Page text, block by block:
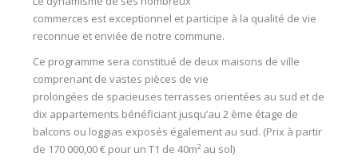
commerces est exceptionnel et participe à la qualité de vie
reconnue et enviée de notre commune.
Ce programme sera constitué de deux maisons de ville
comprenant de vastes pièces de vie
prolongées de spacieuses terrasses orientées au sud et de
dix appartements bénéficiant jusqu’au 2 ème étage de
balcons ou loggias exposés également au sud. (Prix à partir
de 170 000,00 € pour un T1 de 40m² au sol)